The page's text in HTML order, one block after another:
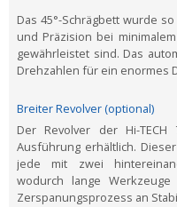
Das 45°-Schrägbett wurde
und Präzision bei
gewährleistet sind. Das
Drehzahlen für ein enormes
Breiter Revolver (optional)
Der Revolver der Hi-
Ausführung erhältlich.
jede mit zwei
wodurch lange
Zerspanungsprozess an